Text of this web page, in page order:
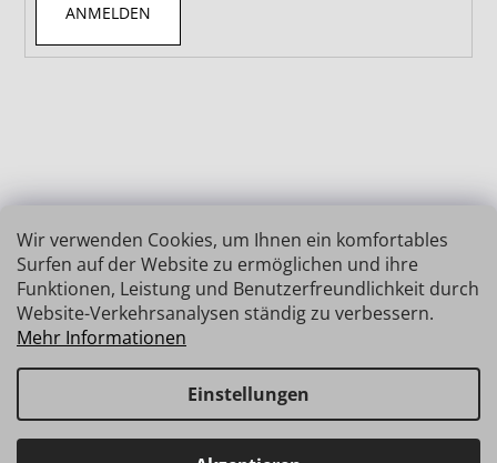
Wir verwenden Cookies, um Ihnen ein komfortables
Surfen auf der Website zu ermöglichen und ihre
Funktionen, Leistung und Benutzerfreundlichkeit durch
Website-Verkehrsanalysen ständig zu verbessern.
Mehr Informationen
Einstellungen
ANMELDEN
Erstellt von Shoptet
Copyright 2026INSIZE | MESSTECHNIK. Alle Rechte